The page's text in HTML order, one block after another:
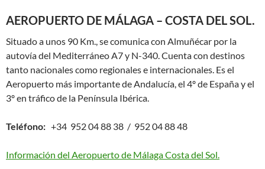
AEROPUERTO DE MÁLAGA – COSTA DEL SOL.
Situado a unos 90 Km., se comunica con Almuñécar por la
autovía del Mediterráneo A7 y N-340. Cuenta con destinos
tanto nacionales como regionales e internacionales. Es el
Aeropuerto más importante de Andalucía, el 4º de España y el
3º en tráfico de la Península Ibérica.
Teléfono: +34 952 04 88 38 / 952 04 88 48
Información del Aeropuerto de Málaga Costa del Sol.